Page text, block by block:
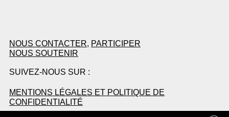
NOUS CONTACTER, PARTICIPER
NOUS SOUTENIR
SUIVEZ-NOUS SUR :
MENTIONS LÉGALES ET POLITIQUE DE
CONFIDENTIALITÉ